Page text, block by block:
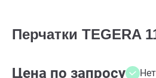
Перчатки TEGERA
Цена по запросу